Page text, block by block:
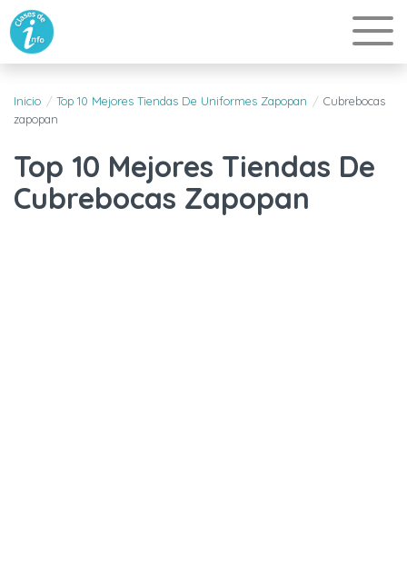
Inicio Top 10 Mejores Tiendas De Uniformes Zapopan
Cubrebocas
zapopan
Top 10 Mejores Tiendas De
Cubrebocas Zapopan